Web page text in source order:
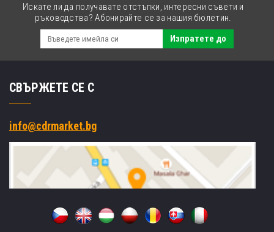
Искате ли да получавате отстъпки, интересни съвети и
ръководства? Абонирайте се за нашия бюлетин.
Изпратете до
СВЪРЖЕТЕ СЕ С
info@cdrmarket.bg